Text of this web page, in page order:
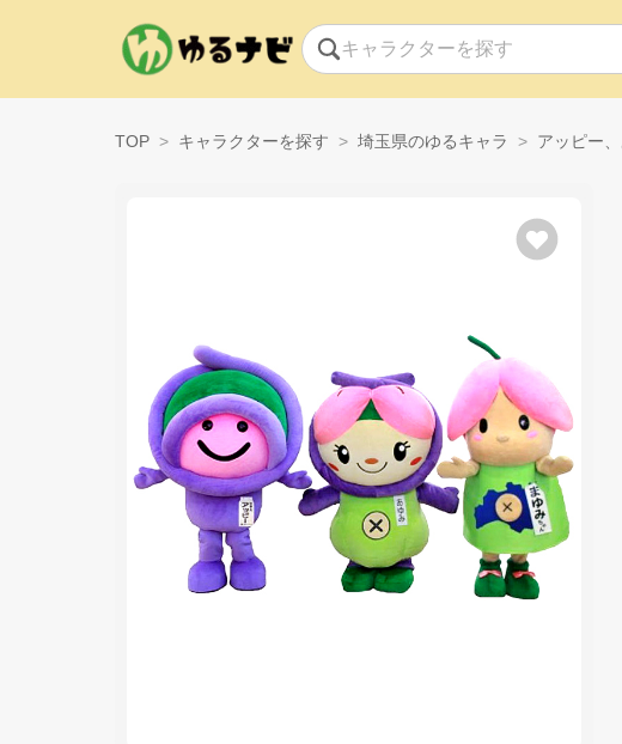
TOP キャラクターを探す 埼玉県のゆるキャラ アッピー